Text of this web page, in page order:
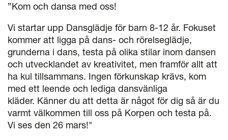
”Kom och dansa med oss!
Vi startar upp Dansglädje för barn 8-12 år. Fokuset
kommer att ligga på dans- och rörelseglädje,
grunderna i dans, testa på olika stilar inom dansen
och utvecklandet av kreativitet, men framför allt att
ha kul tillsammans. Ingen förkunskap krävs, kom
med ett leende och lediga dansvänliga
kläder. Känner du att detta är något för dig så är du
varmt välkommen till oss på Korpen och testa på.
Vi ses den 26 mars!"